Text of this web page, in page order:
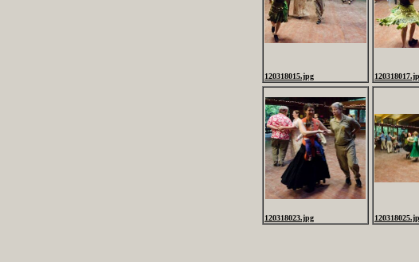
120318015.jpg
120318023.jpg